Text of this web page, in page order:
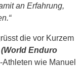
an Erfahrung,
die vor Kurzem
(World Enduro
wie Manuel